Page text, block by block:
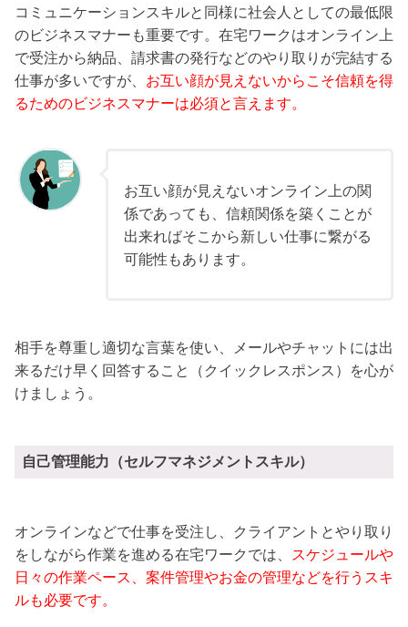
コミュニケーションスキルと同様に社会人としての最低限
のビジネスマナーも重要です。在宅ワークはオンライン上
で受注から納品、請求書の発行などのやり取りが完結する
仕事が多いですが、 お互い顔が見えないからこそ信頼を得
るためのビジネスマナーは必須と言えます。
お互い顔が見えないオンライン上の関
係であっても、信頼関係を築くことが
出来ればそこから新しい仕事に繋がる
可能性もあります。
相手を尊重し適切な言葉を使い、メールやチャットには出
来るだけ早く回答すること（クイックレスポンス）を心が
けましょう。
自己管理能力（セルフマネジメントスキル）
オンラインなどで仕事を受注し、クライアントとやり取り
をしながら作業を進める在宅ワークでは、
スケジュールや
日々の作業ペース、案件管理やお金の管理などを行うスキ
ルも必要です。